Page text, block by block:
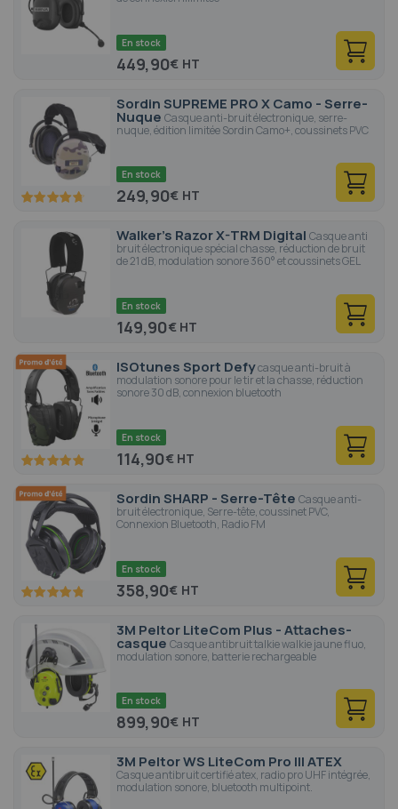
En stock
449,90€
Sordin SUPREME PRO X Camo - Serre-
Nuque Casque anti-bruit électronique, serre-
nuque, édition limitée Sordin Camo+, coussinets PVC
94.4100
En stock
249,90€
Walker's Razor X-TRM Digital Casque anti
bruit électronique spécial chasse, réduction de bruit
de 21 dB, modulation sonore 360° et coussinets GEL
En stock
149,90€
ISOtunes Sport Defycasque anti-bruit à
modulation sonore pour le tir et la chasse, réduction
sonore 30 dB, connexion bluetooth
97.8 100
En stock
114,90€
Sordin SHARP - Serre-Tête Casque anti-
bruit électronique, Serre-tête, coussinet PVC,
Connexion Bluetooth, Radio FM
96 100
En stock
358,90€
3M Peltor LiteCom Plus - Attaches-
casque Casque antibruit talkie walkie jaune fluo,
modulation sonore, batterie rechargeable
En stock
899,90€
3M Peltor WS LiteCom Pro III ATEX
Casque antibruit certifié atex, radio pro UHF intégrée,
modulation sonore, bluetooth multipoint.